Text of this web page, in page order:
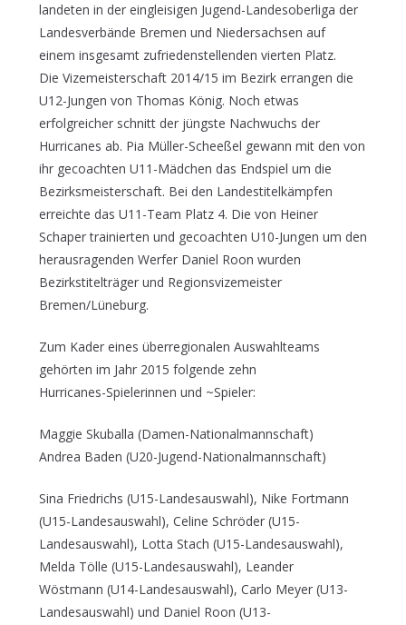
landeten in der eingleisigen Jugend-Landesoberliga der
Landesverbände Bremen und Niedersachsen auf
einem insgesamt zufriedenstellenden vierten Platz.
Die Vizemeisterschaft 2014/15 im Bezirk errangen die
U12-Jungen von Thomas König. Noch etwas
erfolgreicher schnitt der jüngste Nachwuchs der
Hurricanes ab. Pia Müller-Scheeßel gewann mit den von
ihr gecoachten U11-Mädchen das Endspiel um die
Bezirksmeisterschaft. Bei den Landestitelkämpfen
erreichte das U11-Team Platz 4. Die von Heiner
Schaper trainierten und gecoachten U10-Jungen um den
herausragenden Werfer Daniel Roon wurden
Bezirkstitelträger und Regionsvizemeister
Bremen/Lüneburg.
Zum Kader eines überregionalen Auswahlteams
gehörten im Jahr 2015 folgende zehn
Hurricanes-Spielerinnen und ~Spieler:
Maggie Skuballa (Damen-Nationalmannschaft)
Andrea Baden (U20-Jugend-Nationalmannschaft)
Sina Friedrichs (U15-Landesauswahl), Nike Fortmann
(U15-Landesauswahl), Celine Schröder (U15-
Landesauswahl), Lotta Stach (U15-Landesauswahl),
Melda Tölle (U15-Landesauswahl), Leander
Wöstmann (U14-Landesauswahl), Carlo Meyer (U13-
Landesauswahl) und Daniel Roon (U13-